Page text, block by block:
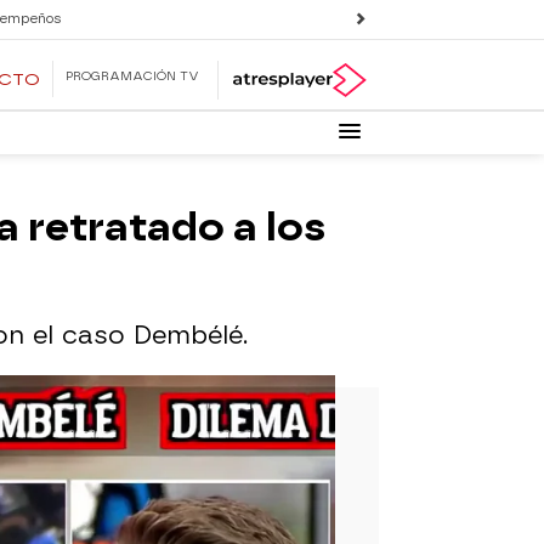
PROGRAMACIÓN TV
retratado a los
el caso Dembélé.